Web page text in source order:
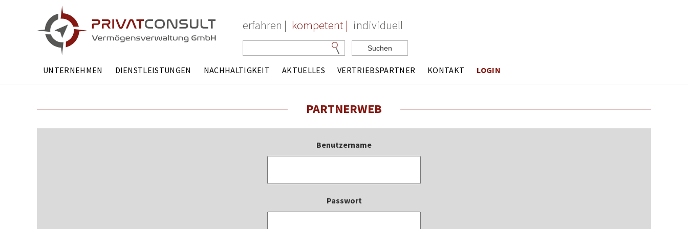
erfahren | kompetent | individuell
Suchen
überspringen
UNTERNEHMEN DIENSTLEISTUNGEN NACHHALTIGKEIT AKTUELLES VERTRIEBSPARTNER KONTAKT LOGIN
PARTNERWEB
Benutzername
Passwort